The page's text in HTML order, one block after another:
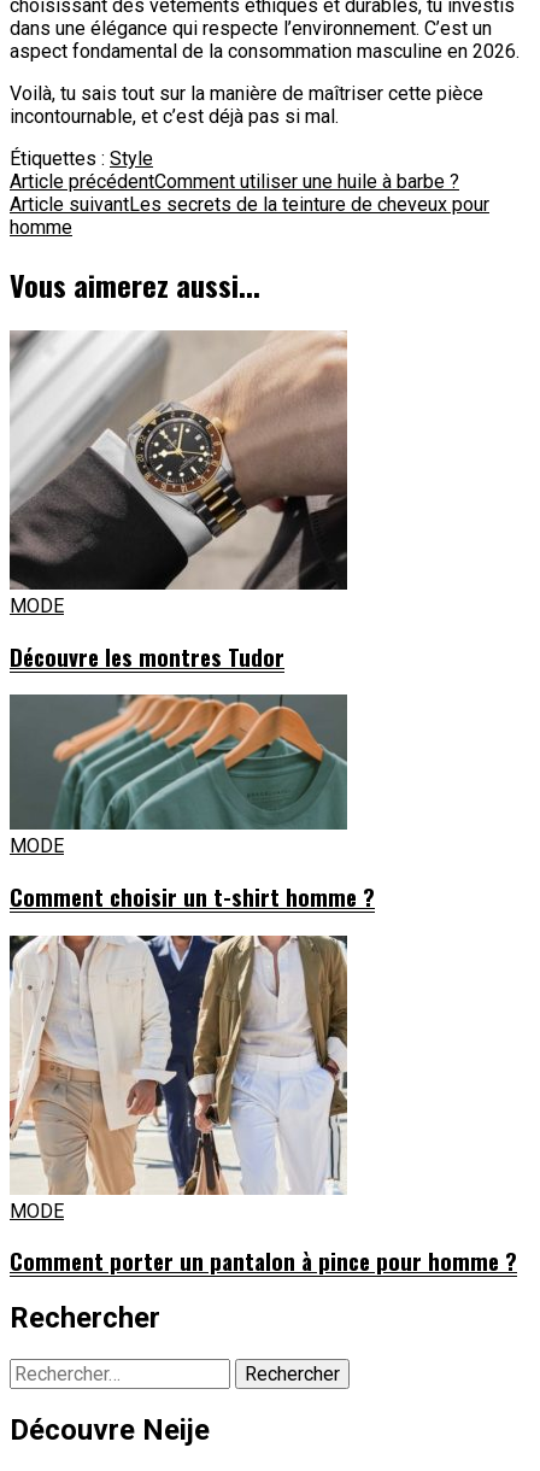
choisissant des vêtements éthiques et durables, tu investis
dans une élégance qui respecte l’environnement. C’est un
aspect fondamental de la consommation masculine en 2026.
Voilà, tu sais tout sur la manière de maîtriser cette pièce
incontournable, et c’est déjà pas si mal.
Étiquettes : Style
Navigation
d'article
Article précédentComment utiliser une huile à barbe ?
Article suivantLes secrets de la teinture de cheveux pour
homme
Vous aimerez aussi...
MODE
Découvre les montres Tudor
MODE
Comment choisir un t-shirt homme ?
MODE
Comment porter un pantalon à pince pour homme ?
Rechercher
Rechercher :
Découvre Neije